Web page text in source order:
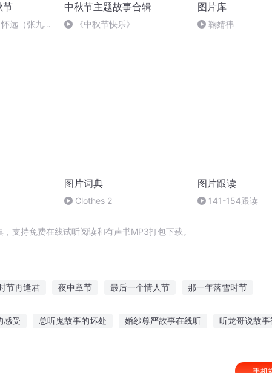
节
远（张九
中秋节主题故事合辑
《中秋节快乐》
图片库
鞠婧祎
图片词典
Clothes 2
图片跟读
141-154跟读
支持免费在线试听阅读和有声书MP3打包下载。
节再逢君 夜中章节 最后一个情人节 那一年落雪时节
感受 总听鬼故事的坏处 婚纱尊严故事在线听 听龙哥说故事